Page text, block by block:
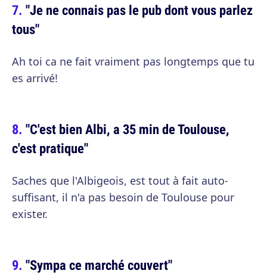
"Je ne connais pas le pub dont vous parlez
tous"
Ah toi ca ne fait vraiment pas longtemps que tu
es arrivé!
"C'est bien Albi, a 35 min de Toulouse,
c'est pratique"
Saches que l'Albigeois, est tout à fait auto-
suffisant, il n'a pas besoin de Toulouse pour
exister.
"Sympa ce marché couvert"